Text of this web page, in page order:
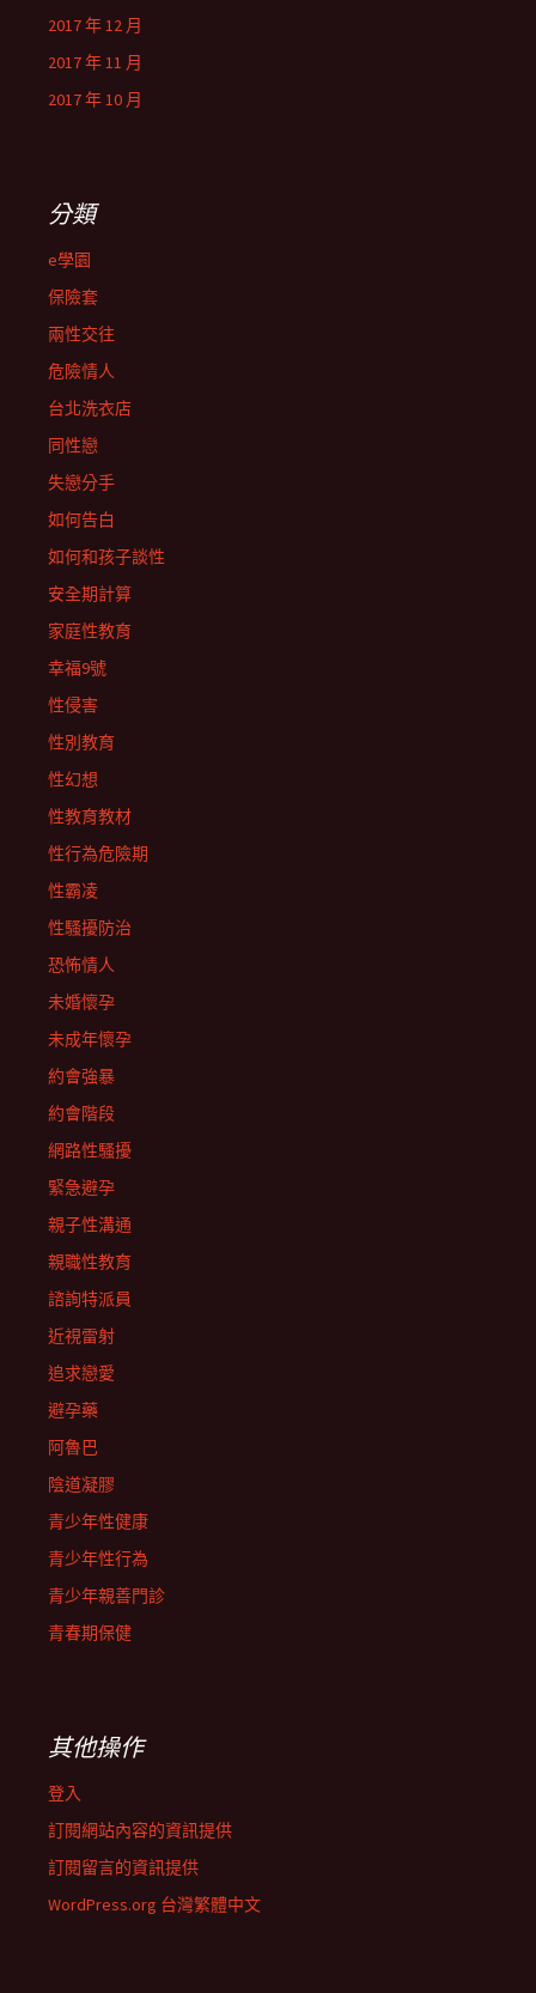
2017 年 12 月
2017 年 11 月
2017 年 10 月
分類
e學園
保險套
兩性交往
危險情人
台北洗衣店
同性戀
失戀分手
如何告白
如何和孩子談性
安全期計算
家庭性教育
幸福9號
性侵害
性別教育
性幻想
性教育教材
性行為危險期
性霸凌
性騷擾防治
恐怖情人
未婚懷孕
未成年懷孕
約會強暴
約會階段
網路性騷擾
緊急避孕
親子性溝通
親職性教育
諮詢特派員
近視雷射
追求戀愛
避孕藥
阿魯巴
陰道凝膠
青少年性健康
青少年性行為
青少年親善門診
青春期保健
其他操作
登入
訂閱網站內容的資訊提供
訂閱留言的資訊提供
WordPress.org 台灣繁體中文